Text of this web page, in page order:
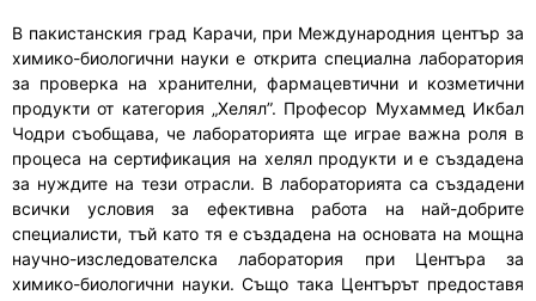
В пакистанския град Карачи, при Международния център за
химико-биологични науки е открита специална лаборатория
за проверка на хранителни, фармацевтични и козметични
продукти от категория „Хелял”. Професор Мухаммeд Икбал
Чодри съобщава, че лабораторията ще играе важна роля в
процеса на сертификация на хелял продукти и е създадена
за нуждите на тези отрасли. В лабораторията са създадени
всички условия за ефективна работа на най-добрите
специалисти, тъй като тя е създадена на основата на мощна
научно-изследователска лаборатория при Центъра за
химико-биологични науки. Също така Центърът предоставя